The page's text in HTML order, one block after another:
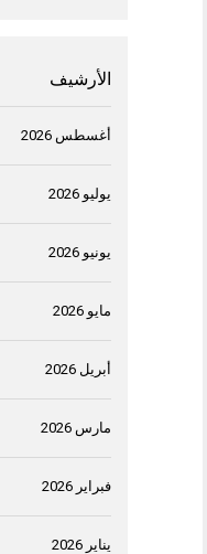
الأرشيف
أغسطس 2026
يوليو 2026
يونيو 2026
مايو 2026
أبريل 2026
مارس 2026
فبراير 2026
يناير 2026